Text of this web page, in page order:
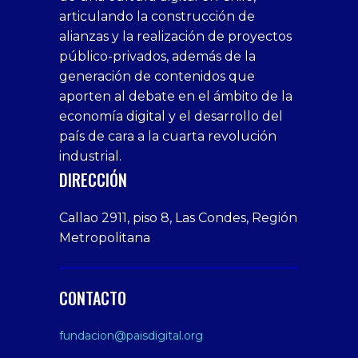
siteleri
bedava
bonus
veren
siteler
1xbet
deneme
bonusu
veren
xslot
sahabet
giriş
1xbet
giriş
tarafbet
giriş
deneme
bonusu
Deneme
bonusu
veren
siteler
homemade
porn
on
webcam
Cumshots
Tits
Free
Amateur
Porn
Xxx
Indian
Big
Butt
sex
From
deneme
bonusu
veren
siteler
articulando la construcción de
alianzas y la realización de proyectos
público-privados, además de la
generación de contenidos que
aporten al debate en el ámbito de la
economía digital y el desarrollo del
país de cara a la cuarta revolución
industrial.
DIRECCIÓN
Callao 2911, piso 8, Las Condes, Región
Metropolitana
CONTACTO
fundacion@paisdigital.org